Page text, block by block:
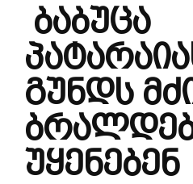
ბაბუცა
გუნდს
უყენებენ